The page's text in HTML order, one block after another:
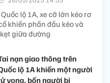
lộ 1A, xe cỡ lớn kéo rơ
khiến phần đầu kéo và
giữa đường
nạn giao thông trên
lộ 1A khiến một người
vong, bốn người bị